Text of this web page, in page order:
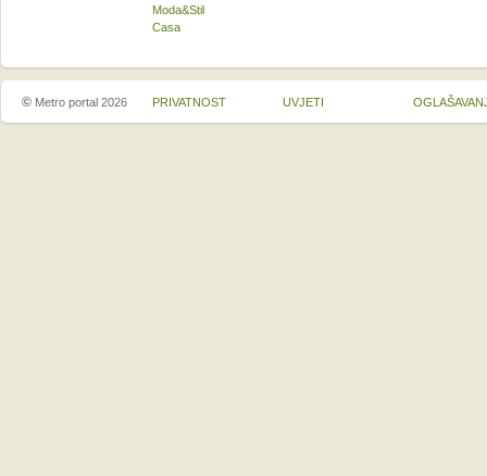
Moda&Stil
Casa
© Metro portal 2026 PRIVATNOST UVJETI